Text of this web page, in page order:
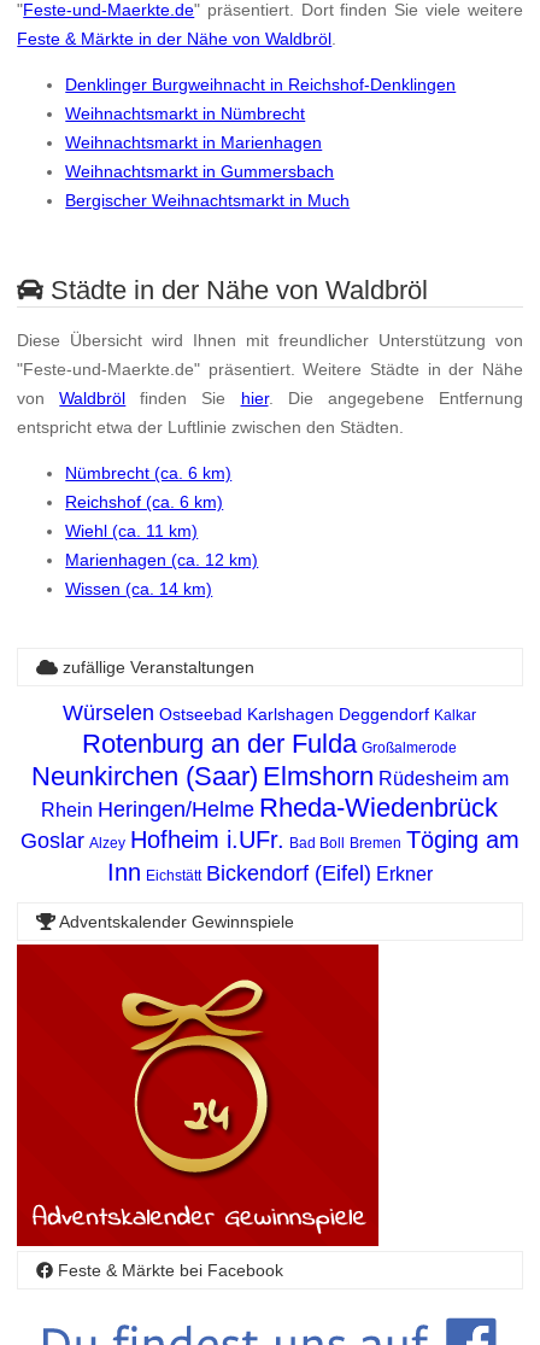
"Feste-und-Maerkte.de" präsentiert. Dort finden Sie viele weitere
Feste & Märkte in der Nähe von Waldbröl
Denklinger Burgweihnacht in Reichshof-Denklingen
Weihnachtsmarkt in Nümbrecht
Weihnachtsmarkt in Marienhagen
Weihnachtsmarkt in Gummersbach
Bergischer Weihnachtsmarkt in Much
Städte in der Nähe von Waldbröl
Diese Übersicht wird Ihnen mit freundlicher Unterstützung von
"Feste-und-Maerkte.de" präsentiert. Weitere Städte in der Nähe
vonWaldbröl finden Sie hier. Die angegebene Entfernung
entspricht etwa der Luftlinie zwischen den Städten.
Nümbrecht (ca. 6 km)
Reichshof (ca. 6 km)
Wiehl (ca. 11 km)
Marienhagen (ca. 12 km)
Wissen (ca. 14 km)
zufällige Veranstaltungen
Würselen Ostseebad Karlshagen Deggendorf Kalkar
Rotenburg an der Fulda Großalmerode
Neunkirchen (Saar) Elmshorn Rüdesheim am
Rhein Heringen/Helme Rheda-Wiedenbrück
Goslar Alzey Hofheim i.UFr. Bad Boll Bremen Töging am
Inn Eichstätt Bickendorf (Eifel) Erkner
Adventskalender Gewinnspiele
Feste & Märkte bei Facebook